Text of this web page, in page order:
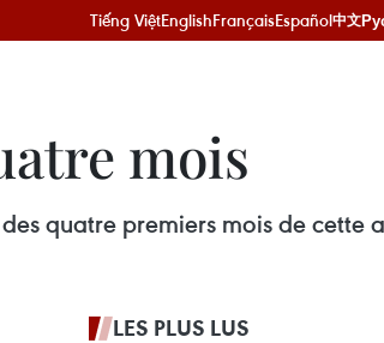
Tiếng ViệtEnglishFrançaisEspañol中文
mois
quatre premiers mois de cette
LES PLUS LUS